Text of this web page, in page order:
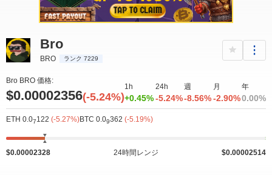
Bro
BRO ランク 7229
Bro BRO 価格:
$0.00002356(-5.24%)
1h
+0.45%
24h
-5.24%
週
-8.56%
月
-2.90%
年
0.00%
ETH 0.07122 (-5.27%)BTC 0.09362 (-5.19%)
$0.00002328 24時間レンジ $0.00002514